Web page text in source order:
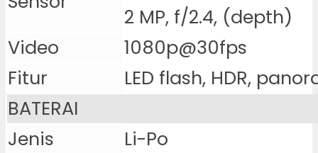
2 MP, f/2.4, (depth)
Video
1080p@30fps
Fitur
LED flash, HDR,
BATERAI
Jenis
Li-Po